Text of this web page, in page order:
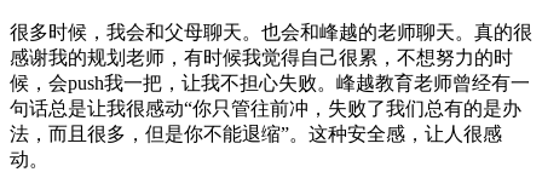
很多时候，我会和父母聊天。也会和峰越的老师聊天。真的很
感谢我的规划老师，有时候我觉得自己很累，不想努力的时
候，会push我一把，让我不担心失败。峰越教育老师曾经有一
句话总是让我很感动“你只管往前冲，失败了我们总有的是办
法，而且很多，但是你不能退缩”。这种安全感，让人很感
动。